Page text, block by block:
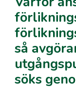
så
söks